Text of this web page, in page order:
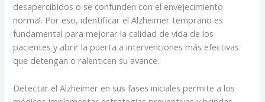
desapercibidos o se confunden con el envejecimiento
normal. Por eso, identificar el Alzheimer temprano es
fundamental para mejorar la calidad de vida de los
pacientes y abrir la puerta a intervenciones más efectivas
que detengan o ralenticen su avance.
Detectar el Alzheimer en sus fases iniciales permite a los